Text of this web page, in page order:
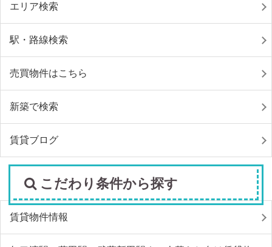
エリア検索
駅・路線検索
売買物件はこちら
新築で検索
賃貸ブログ
こだわり条件から探す
賃貸物件情報